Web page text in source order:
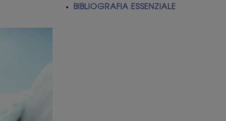
BIBLIOGRAFIA ESSENZIALE